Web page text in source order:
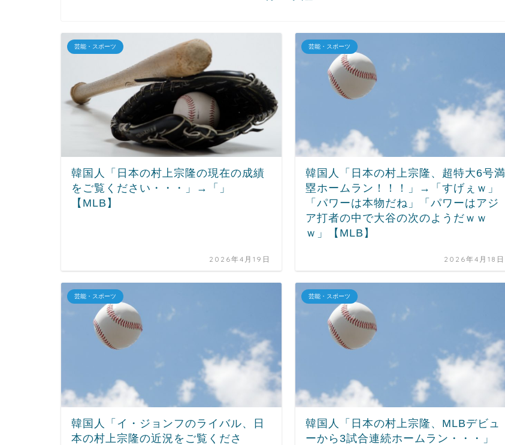
芸能・スポーツ
韓国人「日本の村上宗隆の現在の成績
をご覧ください・・・」→「」
【MLB】
2026年4月19日
芸能・スポーツ
韓国人「日本の村上宗隆、超特大6号満
塁ホームラン！！！」→「すげぇｗ」
「パワーは本物だね」「パワーはアジ
ア打者の中で大谷の次のようだｗｗ
ｗ」【MLB】
2026年4月18日
芸能・スポーツ
韓国人「イ・ジョンフのライバル、日
本の村上宗隆の近況をご覧くださ
芸能・スポーツ
韓国人「日本の村上宗隆、MLBデビュ
ーから3試合連続ホームラン・・・」